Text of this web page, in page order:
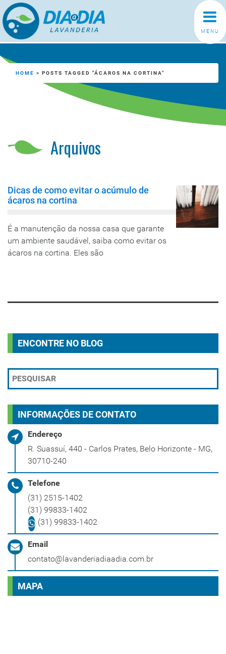
MENU
Arquivos
HOME » POSTS TAGGED "ÁCAROS NA CORTINA"
Dicas de como evitar o acúmulo de
ácaros na cortina
É a manutenção da nossa casa que garante
um ambiente saudável, saiba como evitar os
ácaros na cortina. Eles são
ENCONTRE NO BLOG
INFORMAÇÕES DE CONTATO
Endereço
R. Suassuí, 440 - Carlos Prates, Belo Horizonte - MG,
30710-240
Telefone
(31) 2515-1402
(31) 99833-1402
(31) 99833-1402
Email
contato@lavanderiadiaadia.com.br
MAPA